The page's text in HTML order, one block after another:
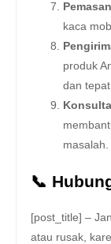
kaca
produk
dan
masalah.
📞
[post_title] –
atau rusak,